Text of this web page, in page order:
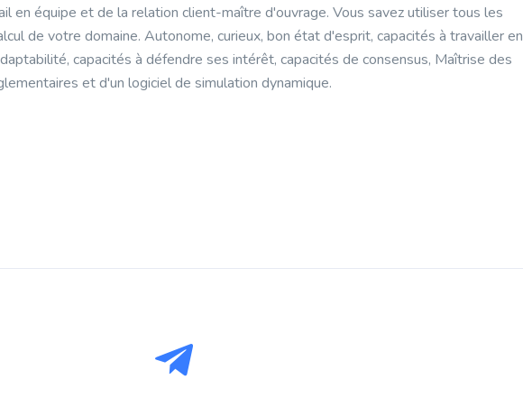
en équipe et de la relation client-maître d'ouvrage. Vous savez utiliser tous les
de votre domaine. Autonome, curieux, bon état d'esprit, capacités à travailler en
capacités à défendre ses intérêt, capacités de consensus, Maîtrise des
et d'un logiciel de simulation dynamique.